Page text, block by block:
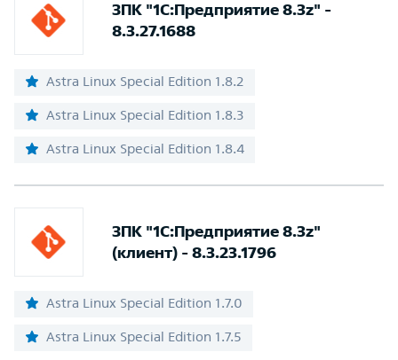
ЗПК "1С:Предприятие 8.3z" -
8.3.27.1688
Astra Linux Special Edition 1.8.2
Astra Linux Special Edition 1.8.3
Astra Linux Special Edition 1.8.4
ЗПК "1С:Предприятие 8.3z"
(клиент) - 8.3.23.1796
Astra Linux Special Edition 1.7.0
Astra Linux Special Edition 1.7.5